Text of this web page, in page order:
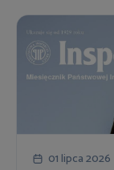
01 lipca 2026